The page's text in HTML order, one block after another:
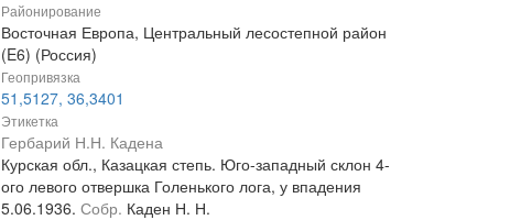
Районирование
Восточная Европа, Центральный лесостепной район
(E6) (Россия)
Геопривязка
51,5127, 36,3401
Этикетка
Гербарий Н.Н. Кадена
Курская обл., Казацкая степь. Юго-западный склон 4-
ого левого отвершка Голенького лога, у впадения
5.06.1936. Собр. Каден Н. Н.